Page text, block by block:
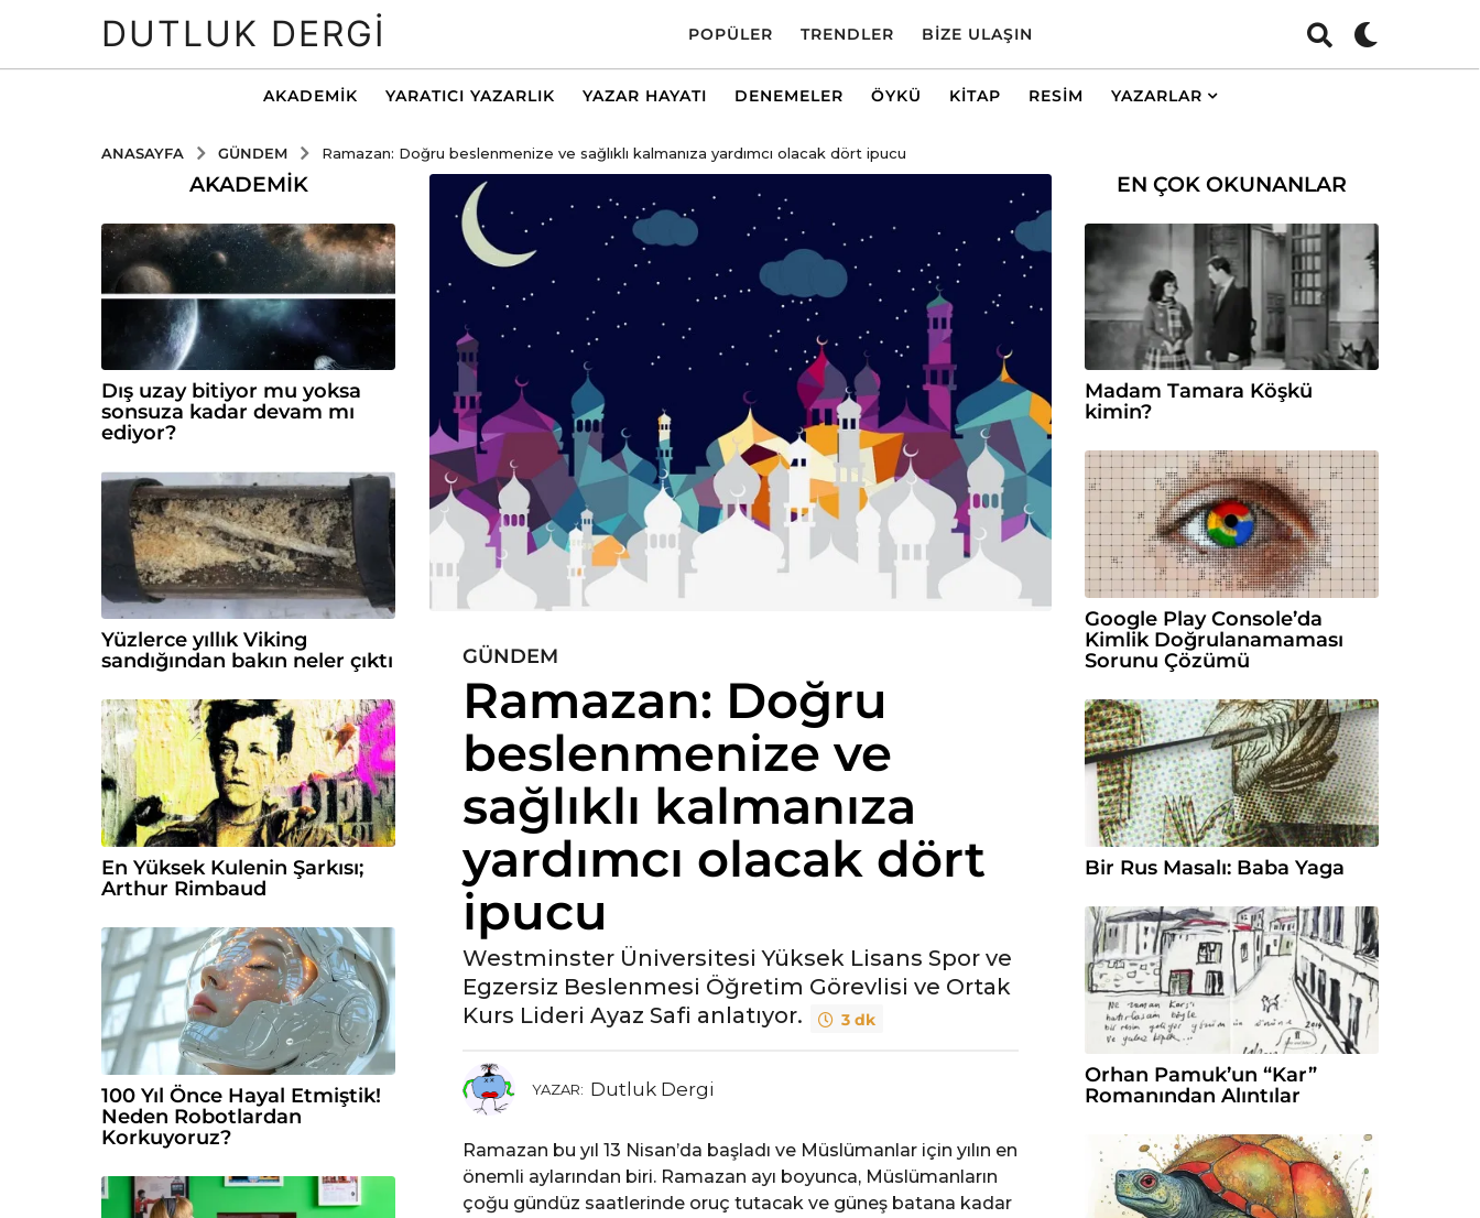
DUTLUK DERGI POPÜLER TRENDLER BIZE ULAŞIN
AKADEMIK YARATICI YAZARLIK YAZAR HAYATI DENEMELER ÖYKÜ KITAP RESIM YAZARLAR
ANASAYFA GÜNDEM Ramazan: Doğru beslenmenize ve sağlıklı kalmanıza yardımcı olacak dört ipucu
5
y
l
ö
c
5
y
l
ö
n
c
GÜNDEM
Ramazan: Doğru
beslenmenize ve
sağlıklı kalmanıza
yardımcı olacak dört
ipucu
Westminster Üniversitesi Yüksek Lisans Spor ve
Egzersiz Beslenmesi Öğretim Görevlisi ve Ortak
Kurs Lideri Ayaz Safi anlatıyor.
3 dk
YAZAR: Dutluk Dergi
Ramazan bu yıl 13 Nisan’da başladı ve Müslümanlar için yılın en
önemli aylarından biri. Ramazan ayı boyunca, Müslümanların
çoğu gündüz saatlerinde oruç tutacak ve güneş batana kadar
AKADEMIK
Dış uzay bitiyor mu yoksa
sonsuza kadar devam mı
ediyor?
Yüzlerce yıllık Viking
sandığından bakın neler çıktı
En Yüksek Kulenin Şarkısı;
Arthur Rimbaud
100 Yıl Önce Hayal Etmiştik!
Neden Robotlardan
Korkuyoruz?
EN ÇOK OKUNANLAR
Madam Tamara Köşkü
kimin?
Google Play Console’da
Kimlik Doğrulanamaması
Sorunu Çözümü
Bir Rus Masalı: Baba Yaga
Orhan Pamuk’un “Kar”
Romanından Alıntılar